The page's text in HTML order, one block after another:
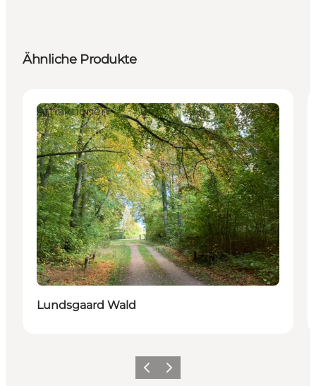
Ähnliche Produkte
Attraktionen
Lundsgaard Wald
ZurückWeiter